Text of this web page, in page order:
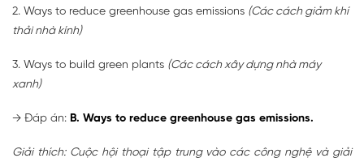
2. Ways to reduce greenhouse gas emissions (Các cách giảm khí
thải nhà kính)
3. Ways to build green plants (Các cách xây dựng nhà máy
xanh)
→ Đáp án: B. Ways to reduce greenhouse gas emissions.
Giải thích: Cuộc hội thoại tập trung vào các công nghệ và giải